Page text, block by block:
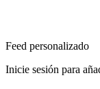
Feed personalizado
Inicie sesión para